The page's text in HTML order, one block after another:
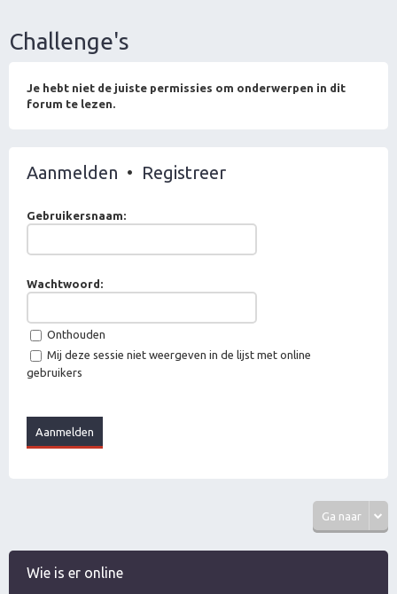
Challenge's
Je hebt niet de juiste permissies om onderwerpen in dit
forum te lezen.
Aanmelden • Registreer
Gebruikersnaam:
Wachtwoord:
Onthouden
Mij deze sessie niet weergeven in de lijst met online
gebruikers
Ga naar
Wie is er online